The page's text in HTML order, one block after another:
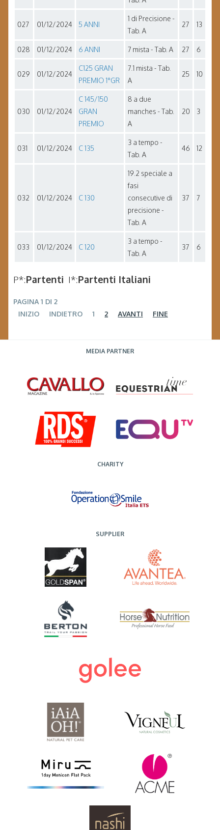
027 01/12/2024 5 ANNI
1 di Precisione -
Tab. A
27 13
028 01/12/2024 6 ANNI 7 mista - Tab. A 27 6
029 01/12/2024
C125 GRAN
PREMIO 1°GR
7.1 mista - Tab.
A
25 10
030 01/12/2024
C 145/150
GRAN
PREMIO
8 a due
manches - Tab.
A
20 3
031 01/12/2024 C 135
3 a tempo -
Tab. A
46 12
032 01/12/2024 C 130
19.2 speciale a
fasi
consecutive di
precisione -
Tab. A
37 7
033 01/12/2024 C 120
3 a tempo -
Tab. A
37 6
P*:Partenti I*:Partenti Italiani
PAGINA 1 DI 2
INIZIO
INDIETRO 1 2 AVANTI FINE
MEDIA PARTNER
CHARITY
SUPPLIER